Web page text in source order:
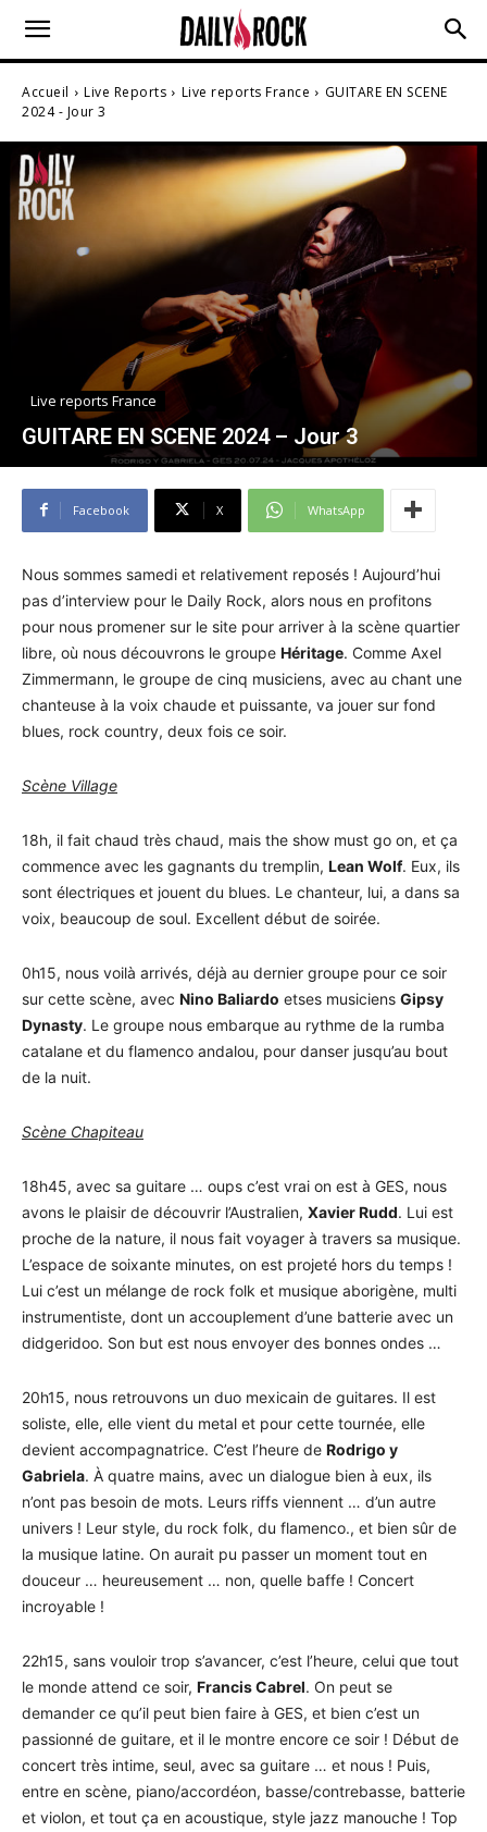
Accueil Live Reports Live reports France
GUITARE EN SCENE
2024 - Jour 3
Live reports France
GUITARE EN SCENE 2024 – Jour 3
Facebook X WhatsApp
Nous sommes samedi et relativement reposés ! Aujourd’hui
pas d’interview pour le Daily Rock, alors nous en profitons
pour nous promener sur le site pour arriver à la scène quartier
libre, où nous découvrons le groupe Héritage. Comme Axel
Zimmermann, le groupe de cinq musiciens, avec au chant une
chanteuse à la voix chaude et puissante, va jouer sur fond
blues, rock country, deux fois ce soir.
Scène Village
18h, il fait chaud très chaud, mais the show must go on, et ça
commence avec les gagnants du tremplin, Lean Wolf. Eux, ils
sont électriques et jouent du blues. Le chanteur, lui, a dans sa
voix, beaucoup de soul. Excellent début de soirée.
0h15, nous voilà arrivés, déjà au dernier groupe pour ce soir
sur cette scène, avec Nino Baliardo etses musiciens Gipsy
Dynasty. Le groupe nous embarque au rythme de la rumba
catalane et du flamenco andalou, pour danser jusqu’au bout
de la nuit.
Scène Chapiteau
18h45, avec sa guitare … oups c’est vrai on est à GES, nous
avons le plaisir de découvrir l’Australien, Xavier Rudd. Lui est
proche de la nature, il nous fait voyager à travers sa musique.
L’espace de soixante minutes, on est projeté hors du temps !
Lui c’est un mélange de rock folk et musique aborigène, multi
instrumentiste, dont un accouplement d’une batterie avec un
didgeridoo. Son but est nous envoyer des bonnes ondes …
20h15, nous retrouvons un duo mexicain de guitares. Il est
soliste, elle, elle vient du metal et pour cette tournée, elle
devient accompagnatrice. C’est l’heure de Rodrigo y
Gabriela. À quatre mains, avec un dialogue bien à eux, ils
n’ont pas besoin de mots. Leurs riffs viennent … d’un autre
univers ! Leur style, du rock folk, du flamenco., et bien sûr de
la musique latine. On aurait pu passer un moment tout en
douceur … heureusement … non, quelle baffe ! Concert
incroyable !
22h15, sans vouloir trop s’avancer, c’est l’heure, celui que tout
le monde attend ce soir, Francis Cabrel. On peut se
demander ce qu’il peut bien faire à GES, et bien c’est un
passionné de guitare, et il le montre encore ce soir ! Début de
concert très intime, seul, avec sa guitare … et nous ! Puis,
entre en scène, piano/accordéon, basse/contrebasse, batterie
et violon, et tout ça en acoustique, style jazz manouche ! Top